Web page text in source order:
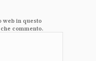
web in questo
commento.